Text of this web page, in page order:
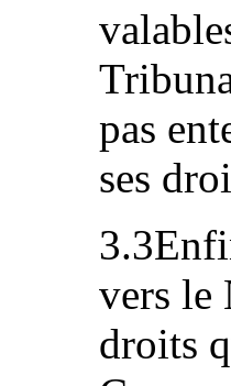
pas
ses
vers le
droits